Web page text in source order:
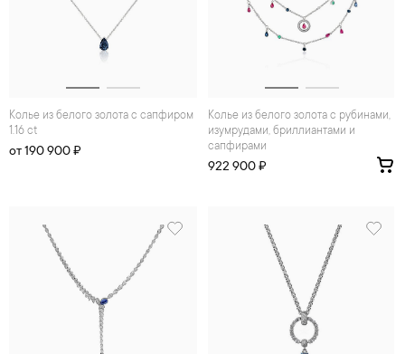
Колье из белого золота с сапфиром
1.16 ct
от 190 900 ₽
Колье из белого золота с рубинами,
изумрудами, бриллиантами и
сапфирами
922 900 ₽